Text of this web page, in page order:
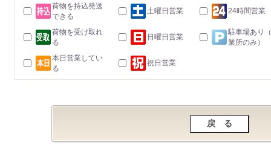
荷物を持込発送
できる
土曜日営業 24時間営業
荷物を受け取れ
る
日曜日営業
駐車場あり
業所のみ）
本日営業してい
る
祝日営業